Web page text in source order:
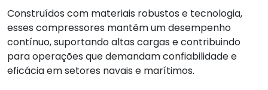
Construídos com materiais robustos e tecnologia,
esses compressores mantêm um desempenho
contínuo, suportando altas cargas e contribuindo
para operações que demandam confiabilidade e
eficácia em setores navais e marítimos.